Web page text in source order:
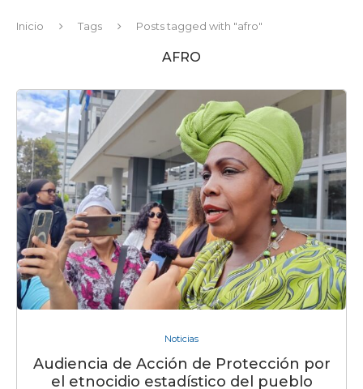
Inicio Tags Posts tagged with "afro"
AFRO
Noticias
Audiencia de Acción de Protección por
el etnocidio estadístico del pueblo